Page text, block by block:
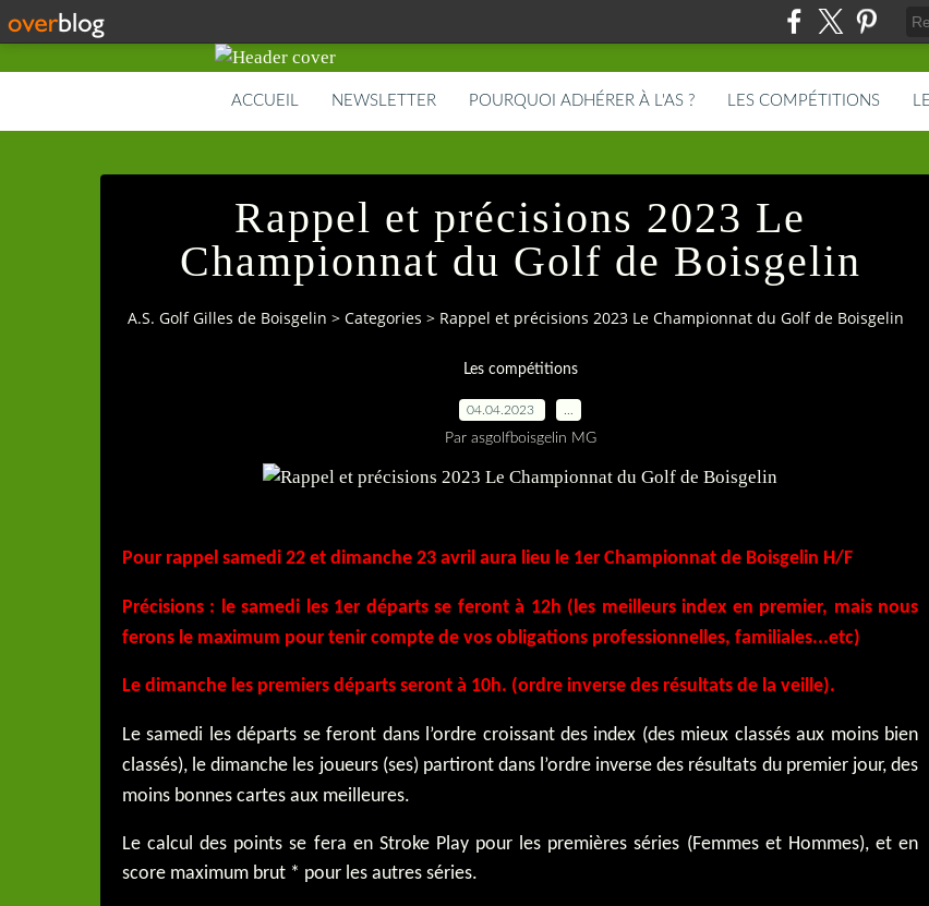
ACCUEIL NEWSLETTER POURQUOI ADHÉRER À L'AS ? LES COMPÉTITIONS
Rappel et précisions 2023 Le
Championnat du Golf de Boisgelin
A.S. Golf Gilles de Boisgelin > Categories > Rappel et précisions 2023 Le Championnat du Golf de Boisgelin
Les compétitions
04.04.2023
Par asgolfboisgelin MG
Pour rappel samedi 22 et dimanche 23 avril aura lieu le 1er Championnat de Boisgelin H/F
Précisions : le samedi les 1er départs se feront à 12h (les meilleurs index en premier, mais nous
ferons le maximum pour tenir compte de vos obligations professionnelles, familiales...etc)
Le dimanche les premiers départs seront à 10h. (ordre inverse des résultats de la veille).
Le samedi les départs se feront dans l’ordre croissant des index (des mieux classés aux moins bien
classés), le dimanche les joueurs (ses) partiront dans l’ordre inverse des résultats du premier jour, des
moins bonnes cartes aux meilleures.
Le calcul des points se fera en Stroke Play pour les premières séries (Femmes et Hommes), et en
score maximum brut * pour les autres séries.